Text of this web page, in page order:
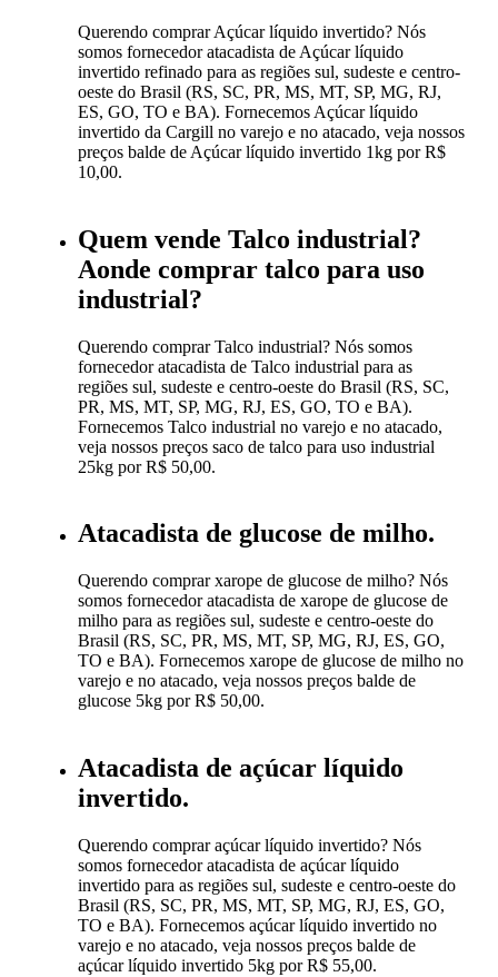
Querendo comprar Açúcar líquido invertido? Nós
somos fornecedor atacadista de Açúcar líquido
invertido refinado para as regiões sul, sudeste e centro-
oeste do Brasil (RS, SC, PR, MS, MT, SP, MG, RJ,
ES, GO, TO e BA). Fornecemos Açúcar líquido
invertido da Cargill no varejo e no atacado, veja nossos
preços balde de Açúcar líquido invertido 1kg por R$
10,00.
Quem vende Talco industrial?
Aonde comprar talco para uso
industrial?
Querendo comprar Talco industrial? Nós somos
fornecedor atacadista de Talco industrial para as
regiões sul, sudeste e centro-oeste do Brasil (RS, SC,
PR, MS, MT, SP, MG, RJ, ES, GO, TO e BA).
Fornecemos Talco industrial no varejo e no atacado,
veja nossos preços saco de talco para uso industrial
25kg por R$ 50,00.
Atacadista de glucose de milho.
Querendo comprar xarope de glucose de milho? Nós
somos fornecedor atacadista de xarope de glucose de
milho para as regiões sul, sudeste e centro-oeste do
Brasil (RS, SC, PR, MS, MT, SP, MG, RJ, ES, GO,
TO e BA). Fornecemos xarope de glucose de milho no
varejo e no atacado, veja nossos preços balde de
glucose 5kg por R$ 50,00.
Atacadista de açúcar líquido
invertido.
Querendo comprar açúcar líquido invertido? Nós
somos fornecedor atacadista de açúcar líquido
invertido para as regiões sul, sudeste e centro-oeste do
Brasil (RS, SC, PR, MS, MT, SP, MG, RJ, ES, GO,
TO e BA). Fornecemos açúcar líquido invertido no
varejo e no atacado, veja nossos preços balde de
açúcar líquido invertido 5kg por R$ 55,00.